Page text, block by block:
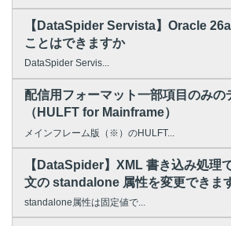
【DataSpider Servista】Oracle
ことはできますか
DataSpider Servis...
配信用フォーマット一部項目のみの
（HULFT for Mainframe）
メインフレーム版（※）のHULFT...
【DataSpider】XML 書き込み処理
文の standalone 属性を変更できま
standalone属性は固定値で...